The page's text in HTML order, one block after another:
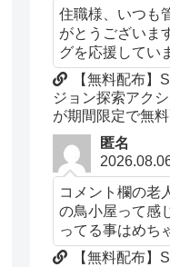
住職様、いつも
がとうございま
グを応援してい
【無料配布】
ジョン探索アク
が期間限定で無
匿名
コメント欄の老
の鳥小屋って感
ってる事はめち
【無料配布】